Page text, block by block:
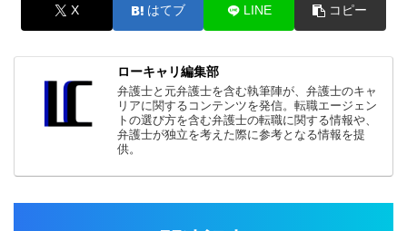
X はてブ LINE コピー
ローキャリ編集部
弁護士と元弁護士を含む執筆陣が、弁護士のキャ
リアに関するコンテンツを発信。転職エージェン
トの選び方を含む弁護士の転職に関する情報や、
弁護士が独立を考えた際に参考となる情報を提
供。